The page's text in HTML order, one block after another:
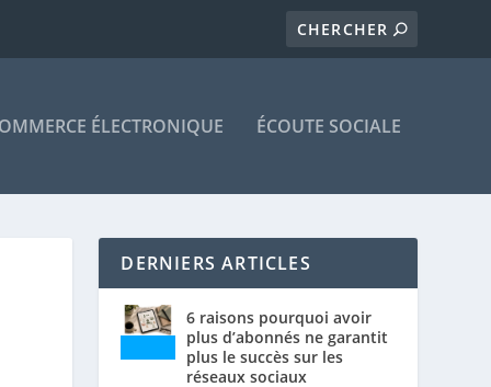
ÉLECTRONIQUE ÉCOUTE SOCIALE
DERNIERS ARTICLES
6 raisons pourquoi avoir
plus d’abonnés ne garantit
plus le succès sur les
réseaux sociaux